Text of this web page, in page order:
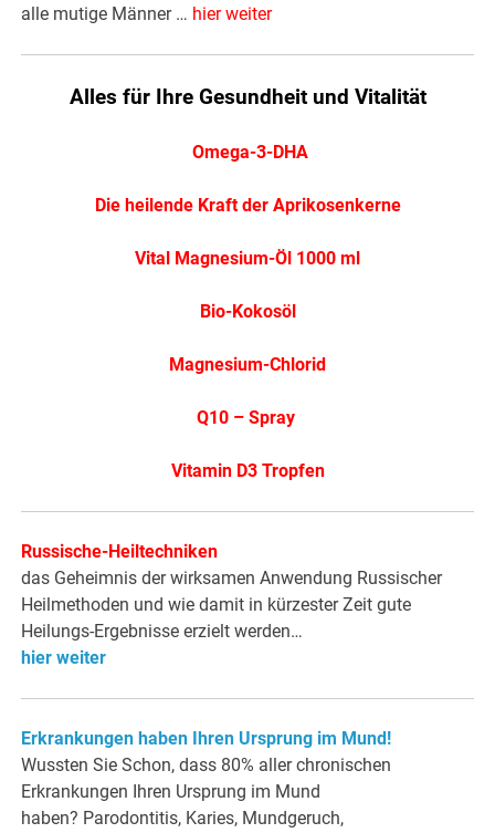
alle mutige Männer … hier weiter
Alles für Ihre Gesundheit und Vitalität
Omega-3-DHA
Die heilende Kraft der Aprikosenkerne
Vital Magnesium-Öl 1000 ml
Bio-Kokosöl
Magnesium-Chlorid
Q10 – Spray
Vitamin D3 Tropfen
Russische-Heiltechniken
das Geheimnis der wirksamen Anwendung Russischer
Heilmethoden und wie damit in kürzester Zeit gute
Heilungs-Ergebnisse erzielt werden…
hier weiter
Erkrankungen haben Ihren Ursprung im Mund!
Wussten Sie Schon, dass 80% aller chronischen
Erkrankungen Ihren Ursprung im Mund
haben? Parodontitis, Karies, Mundgeruch,